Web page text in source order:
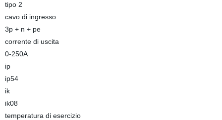
tipo 2
cavo di ingresso
3p + n + pe
corrente di uscita
0-250A
ip
ip54
ik
ik08
temperatura di esercizio